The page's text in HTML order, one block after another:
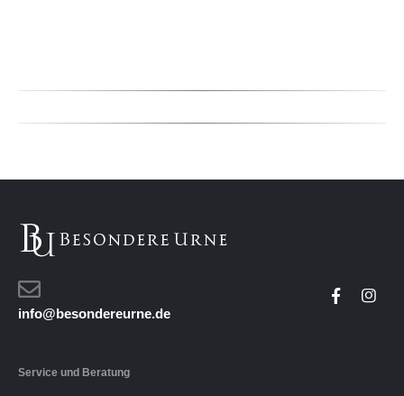
info@besondereurne.de
Service und Beratung